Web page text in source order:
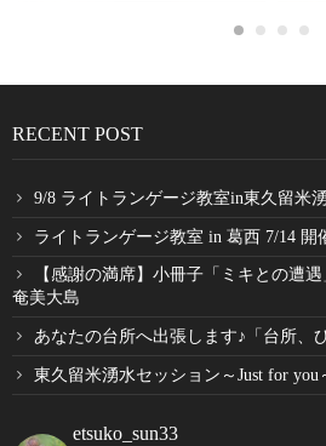
RECENT POST
9/8 ライトランゲージ教室in東久留米
ライトランゲージ教室 in 葛西 7/14
【感謝の満席】小冊子「ミキとの遭
奄美大島
あなたの台所へ出張します♪「台所、
東久留米湧水セッション～Just for you
etsuko_sun33